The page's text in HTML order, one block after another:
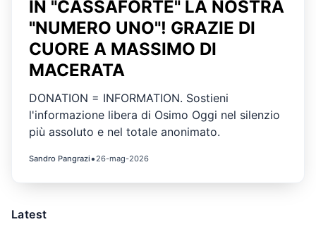
IN "CASSAFORTE" LA NOSTRA
"NUMERO UNO"! GRAZIE DI
CUORE A MASSIMO DI
MACERATA
DONATION = INFORMATION. Sostieni
l'informazione libera di Osimo Oggi nel silenzio
più assoluto e nel totale anonimato.
Sandro Pangrazi•26-mag-2026
Latest